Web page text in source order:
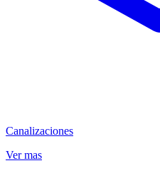
Canalizaciones
Ver mas